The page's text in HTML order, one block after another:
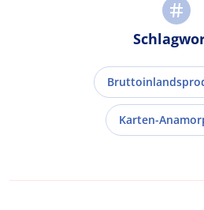
Karten-